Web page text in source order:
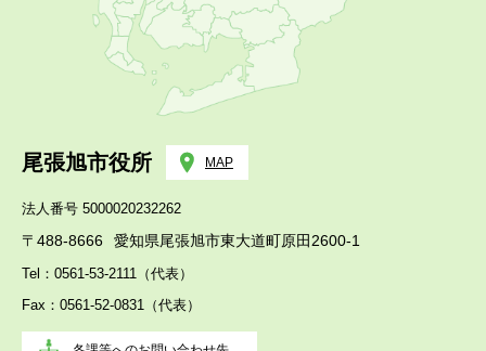
尾張旭市役所 MAP
法人番号 5000020232262
〒488-8666 愛知県尾張旭市東大道町原田2600-1
Tel：0561-53-2111（代表）
Fax：0561-52-0831（代表）